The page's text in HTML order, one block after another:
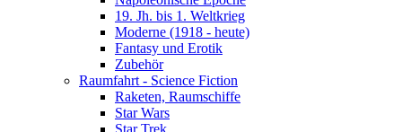
19. Jh. bis 1. Weltkrieg
Moderne (1918 - heute)
Fantasy und Erotik
Zubehör
Raumfahrt - Science Fiction
Raketen, Raumschiffe
Star Wars
Star Trek